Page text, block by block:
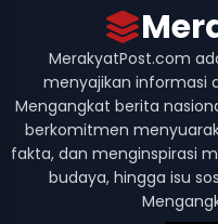
MerakyatPost.com
menyajikan informasi
Mengangkat berita
berkomitmen
fakta, dan menginspirasi
budaya, hingga isu